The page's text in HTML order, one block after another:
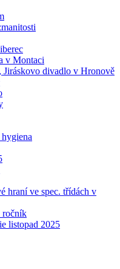
v Montaci
Jiráskovo divadlo v Hronově
hraní ve spec. třídách v
ročník
listopad 2025